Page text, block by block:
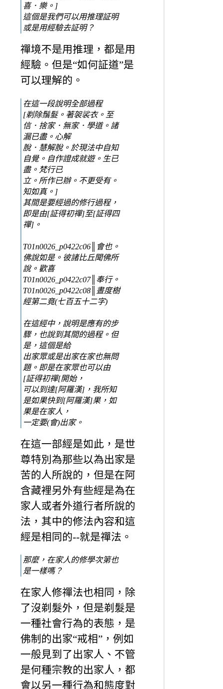
喜．樂。]
這個是我們可以用推理証明
或是用經驗去証明？
禪境不是用推理，都是用
經驗。但是“如何証道”是
可以理解的。
在這一段說明全部過程
[剃除鬚髮。著袈裟衣。至
信．捨家．無家．學道。諸
漏已盡。心解
脫．慧解脫。於現法中自知
自覺。自作證成就遊。生已
盡。梵行已
立。所作已辦。不更受有。
知如真。]
其間是要經過的修行過程，
即是由[証得初禪]至[証得四
禪]。
T01n0026_p0422c06║會也。
佛說如是。彼諸比丘聞佛所
說。歡喜
T01n0026_p0422c07║奉行。
T01n0026_p0422c08║晝度樹
經第二竟(七百五十二字)
在這經中，說明是應有的步
驟，也說到其間的過程。但
是，這個是給
出家眾或是出家在家也無問
題。即是在家眾也可以由
[証得初禪[開始，
可以到達[阿羅漢]，我所知
是如果快到[阿羅漢]果，如
果是在家人，
一定要(會)出家。
在這一部經是如此，是世
尊特別為那些以為出家是
苦的人所說的，但是在阿
含藏裡另外有些經是為在
家人或者外道行者所說的
法，其中的修法內容和這
經是相同的--就是禪法。
那麼，在家人的修學次第也
是一樣嗎？
在家人修禪法也相同，除
了沒剃髮外，但是剃髮是
一種社會行為的表態，是
佛制的出家“戒相”，例如
一般見到了出家人、不管
是何種宗教的出家人，都
會以另一種行為和態度對